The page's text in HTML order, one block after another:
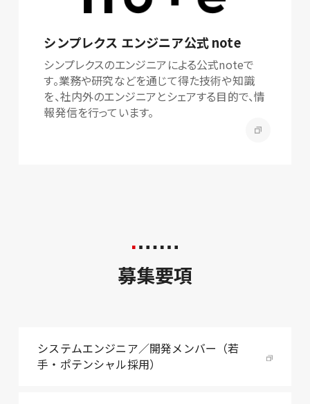
シンプレクス エンジニア公式 note
シンプレクスのエンジニアによる公式noteで
す。業務や研究などを通じて得た技術や知識
を、社内外のエンジニアとシェアする目的で、情
報発信を行っています。
募集要項
システムエンジニア／開発メンバー（若
手・ポテンシャル採用）